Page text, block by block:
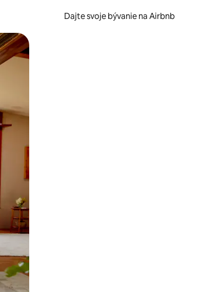
Dajte svoje bývanie na Airbnb
pomocou dotykových gest či potiahnutia prstom.